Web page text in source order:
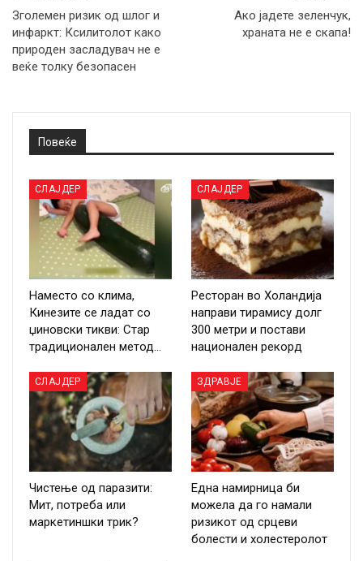
Зголемен ризик од шлог и
инфаркт: Ксилитолот како
природен засладувач не е
веќе толку безопасен
Ако јадете зеленчук,
храната не е скапа!
Повеќе
СЛАЈДЕР
Наместо со клима,
Кинезите се ладат со
џиновски тикви: Стар
традиционален метод…
СЛАЈДЕР
Ресторан во Холандија
направи тирамису долг
300 метри и постави
национален рекорд
СЛАЈДЕР
Чистење од паразити:
Мит, потреба или
маркетиншки трик?
ЗДРАВЈЕ
Една намирница би
можела да го намали
ризикот од срцеви
болести и холестеролот